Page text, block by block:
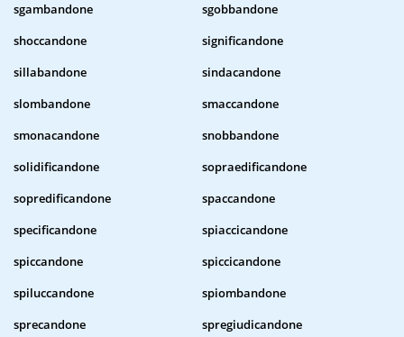
sgambandone
sgobbandone
shoccandone
significandone
sillabandone
sindacandone
slombandone
smaccandone
smonacandone
snobbandone
solidificandone
sopraedificandone
sopredificandone
spaccandone
specificandone
spiaccicandone
spiccandone
spiccicandone
spiluccandone
spiombandone
sprecandone
spregiudicandone